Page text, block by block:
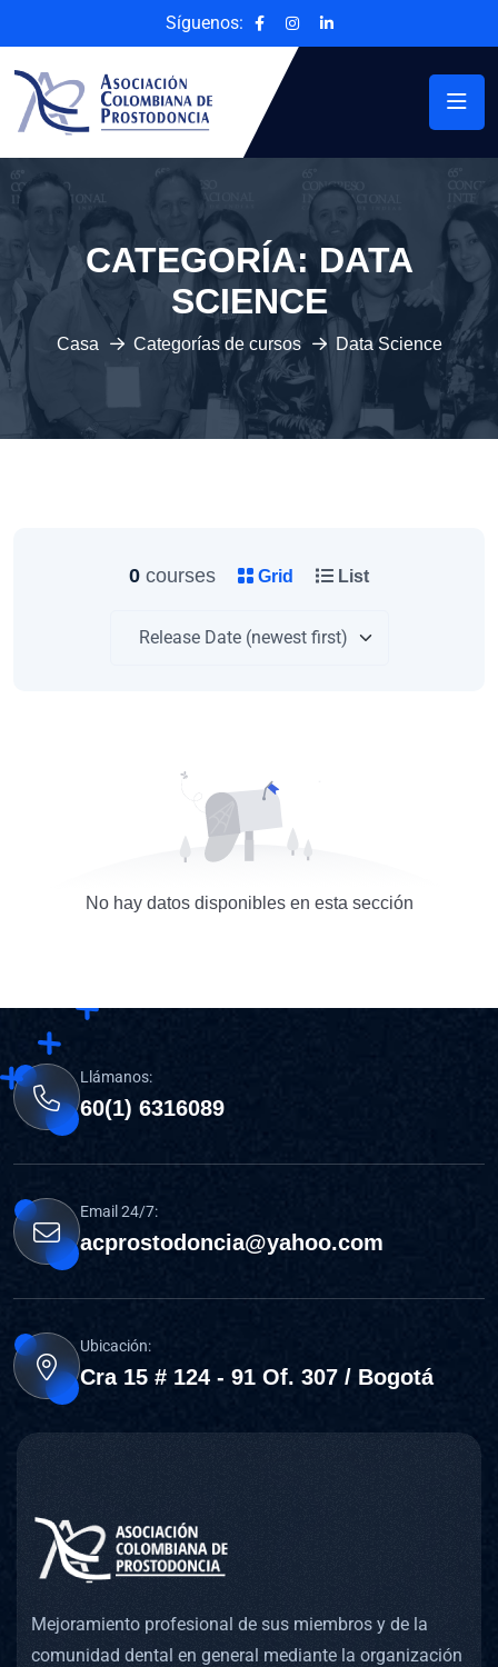
Síguenos:
CATEGORÍA: DATA
SCIENCE
Casa Categorías de cursos Data Science
0 courses Grid List
No hay datos disponibles en esta sección
Llámanos:
60(1) 6316089
Email 24/7:
acprostodoncia@yahoo.com
Ubicación:
Cra 15 # 124 - 91 Of. 307 / Bogotá
Mejoramiento profesional de sus miembros y de la
comunidad dental en general mediante la organización